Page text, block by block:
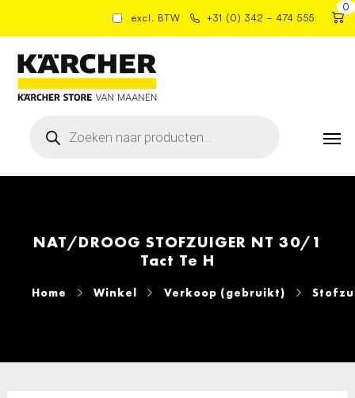
excl. BTW +31 (0) 342 – 474 555
0
zoeken
NAT/DROOG STOFZUIGER NT 30/1
Tact Te H
Home Winkel Verkoop (gebruikt)